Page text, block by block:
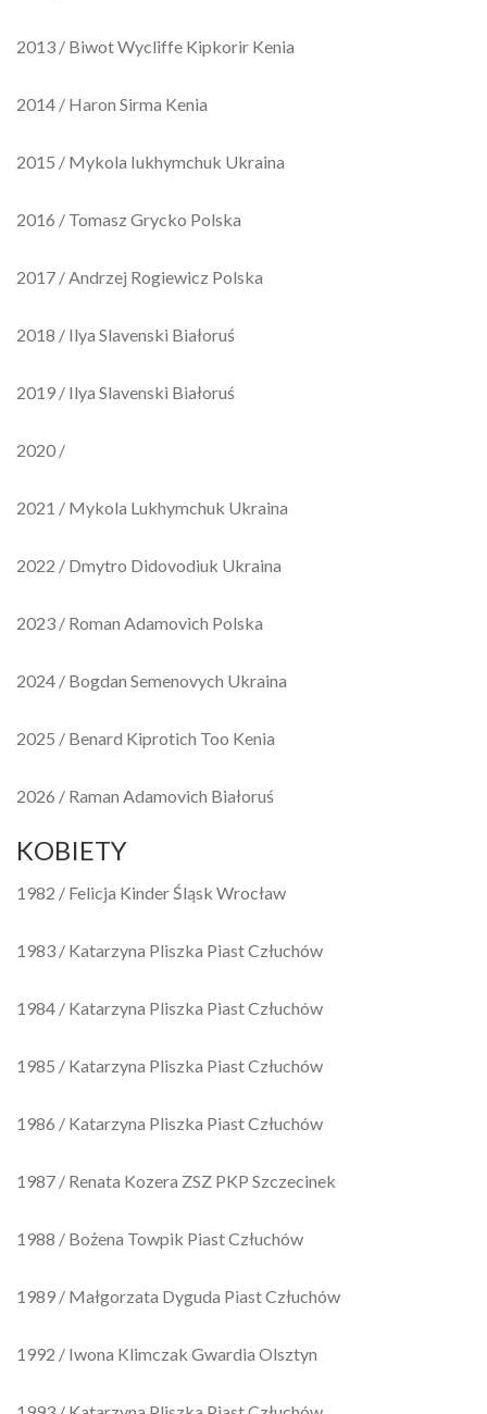
2013 / Biwot Wycliffe Kipkorir Kenia
2014 / Haron Sirma Kenia
2015 / Mykola Iukhymchuk Ukraina
2016 / Tomasz Grycko Polska
2017 / Andrzej Rogiewicz Polska
2018 / Ilya Slavenski Białoruś
2019 / Ilya Slavenski Białoruś
2020 /
2021 / Mykola Lukhymchuk Ukraina
2022 / Dmytro Didovodiuk Ukraina
2023 / Roman Adamovich Polska
2024 / Bogdan Semenovych Ukraina
2025 / Benard Kiprotich Too Kenia
2026 / Raman Adamovich Białoruś
KOBIETY
1982 / Felicja Kinder Śląsk Wrocław
1983 / Katarzyna Pliszka Piast Człuchów
1984 / Katarzyna Pliszka Piast Człuchów
1985 / Katarzyna Pliszka Piast Człuchów
1986 / Katarzyna Pliszka Piast Człuchów
1987 / Renata Kozera ZSZ PKP Szczecinek
1988 / Bożena Towpik Piast Człuchów
1989 / Małgorzata Dyguda Piast Człuchów
1992 / Iwona Klimczak Gwardia Olsztyn